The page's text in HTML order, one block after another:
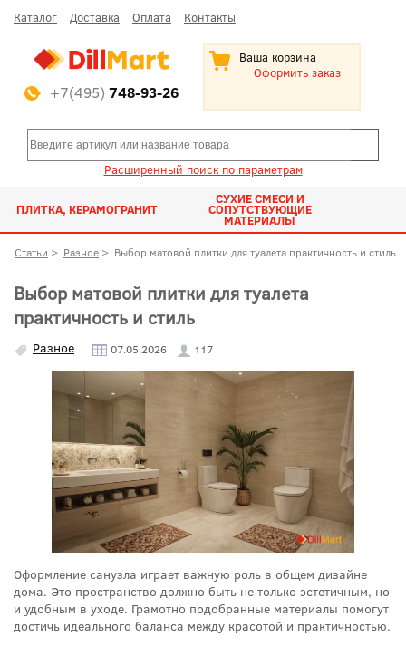
Каталог Доставка Оплата Контакты
+7(495) 748-93-26
Ваша корзина
Оформить заказ
Расширенный поиск по параметрам
ПЛИТКА, КЕРАМОГРАНИТ
СУХИЕ СМЕСИ И
СОПУТСТВУЮЩИЕ
МАТЕРИАЛЫ
Статьи > Разное > Выбор матовой плитки для туалета практичность и стиль
Выбор матовой плитки для туалета
практичность и стиль
Разное 07.05.2026 117
Оформление санузла играет важную роль в общем дизайне
дома. Это пространство должно быть не только эстетичным, но
и удобным в уходе. Грамотно подобранные материалы помогут
достичь идеального баланса между красотой и практичностью.